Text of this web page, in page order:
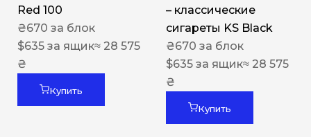
Red 100
₴670 за блок
$635 за ящик≈ 28 575
₴
Купить
– классические
сигареты KS Black
₴670 за блок
$635 за ящик≈ 28 575
₴
Купить